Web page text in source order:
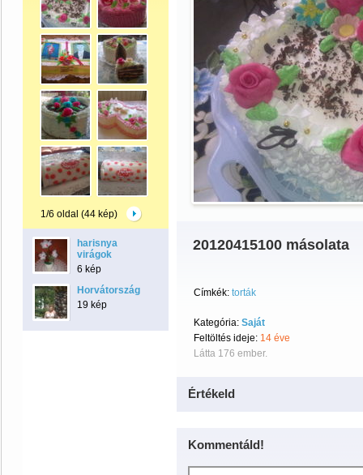
1/6 oldal (44 kép)
harisnya
virágok
6 kép
Horvátország
19 kép
20120415100 másolata
Címkék: torták
Kategória: Saját
Feltöltés ideje: 14 éve
Látta 176 ember.
Értékeld
Kommentáld!